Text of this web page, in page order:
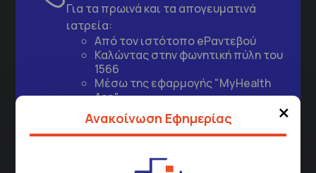
×
Ανακοίνωση Εφημερίας
Για τα πρωινά και τα απογευματινά
ιατρεία:
Από τον ιστότοποeΡαντεβού
Καλώντας στην φωνητική πύλη του
1566
Μέσω της εφαρμογής "MyHealth
App"
ΓΝΑ Νοσοκομείο Σισμανόγλειο - Αμαλία Φλέμιγκ